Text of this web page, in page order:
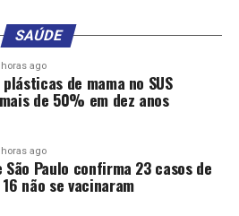
SAÚDE
horas ago
de mama no SUS
de 50% em dez anos
horas ago
São Paulo confirma 23 casos de
não se vacinaram